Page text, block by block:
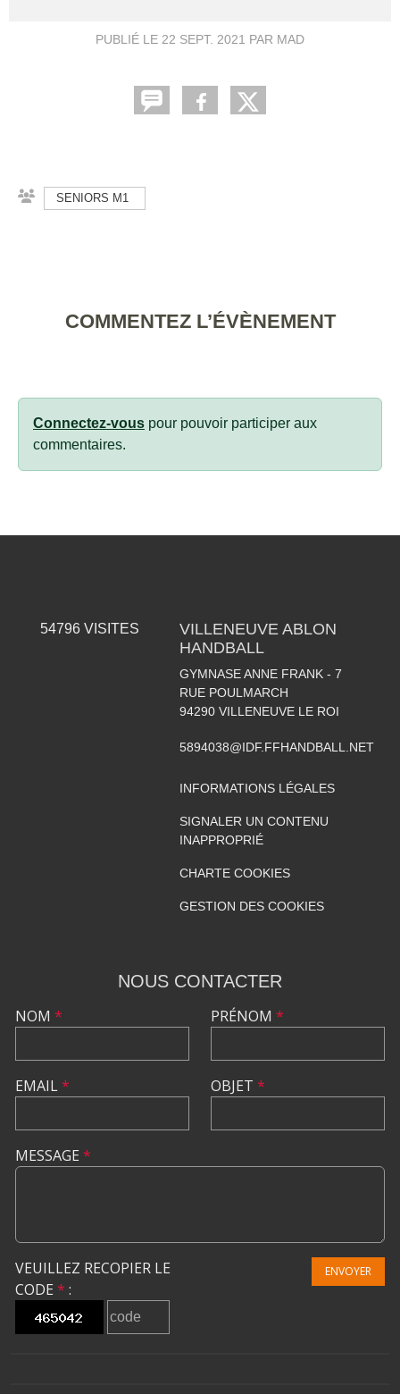
PUBLIÉ LE 22 SEPT. 2021 PAR MAD
SENIORS M1
COMMENTEZ L’ÉVÈNEMENT
Connectez-vous pour pouvoir participer aux
commentaires.
54796VISITES
VILLENEUVE ABLON
HANDBALL
GYMNASE ANNE FRANK - 7
RUE POULMARCH
94290 VILLENEUVE LE ROI
5894038@IDF.FFHANDBALL.NET
INFORMATIONS LÉGALES
SIGNALER UN CONTENU
INAPPROPRIÉ
CHARTE COOKIES
GESTION DES COOKIES
NOUS CONTACTER
NOM *
EMAIL*
PRÉNOM *
OBJET *
MESSAGE *
VEUILLEZ RECOPIER LE
CODE * :
ENVOYER